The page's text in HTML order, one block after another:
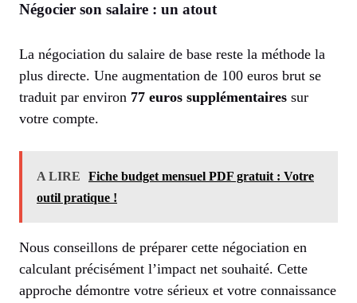
Négocier son salaire : un atout
La négociation du salaire de base reste la méthode la
plus directe. Une augmentation de 100 euros brut se
traduit par environ 77 euros supplémentaires sur
votre compte.
A LIRE
Fiche budget mensuel PDF gratuit : Votre
outil pratique !
Nous conseillons de préparer cette négociation en
calculant précisément l’impact net souhaité. Cette
approche démontre votre sérieux et votre connaissance